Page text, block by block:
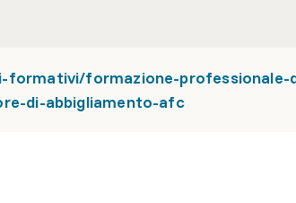
formazione-professionale-
di-abbigliamento-afc